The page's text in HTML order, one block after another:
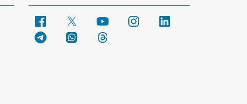
Facebook YouTube Instagram
Telegram WhatsApp